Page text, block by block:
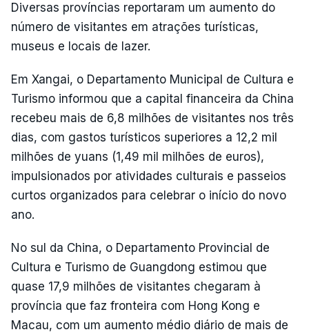
Diversas províncias reportaram um aumento do
número de visitantes em atrações turísticas,
museus e locais de lazer.
Em Xangai, o Departamento Municipal de Cultura e
Turismo informou que a capital financeira da China
recebeu mais de 6,8 milhões de visitantes nos três
dias, com gastos turísticos superiores a 12,2 mil
milhões de yuans (1,49 mil milhões de euros),
impulsionados por atividades culturais e passeios
curtos organizados para celebrar o início do novo
ano.
No sul da China, o Departamento Provincial de
Cultura e Turismo de Guangdong estimou que
quase 17,9 milhões de visitantes chegaram à
província que faz fronteira com Hong Kong e
Macau, com um aumento médio diário de mais de